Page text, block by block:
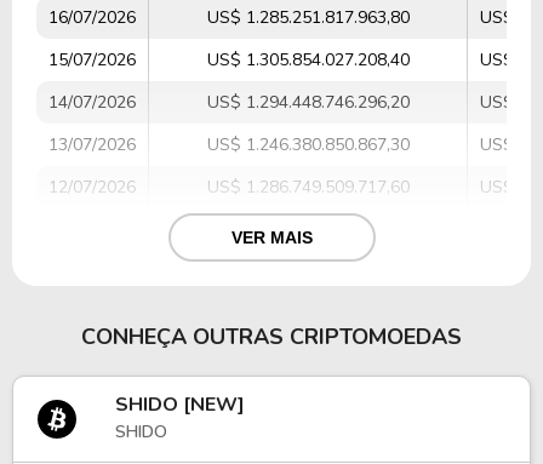
16/07/2026 US$ 1.285.251.817.963,80
US$
15/07/2026
US$ 1.305.854.027.208,40
US$
14/07/2026
US$ 1.294.448.746.296,20
US$
13/07/2026
US$ 1.246.380.850.867,30
US$
12/07/2026
US$ 1.286.749.509.717,60
US$
US$ 1.290.366.137.817,50
VER MAIS
CONHEÇA OUTRAS CRIPTOMOEDAS
SHIDO [NEW]
SHIDO